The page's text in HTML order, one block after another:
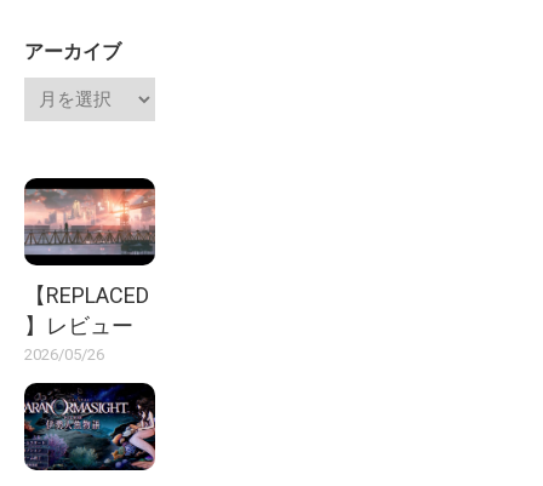
アーカイブ
【REPLACED
】レビュー
2026/05/26